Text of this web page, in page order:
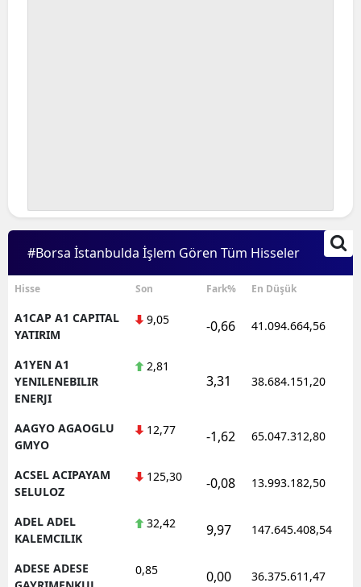
Çankırı
Çorum
Denizli
Elazığ
Erzurum
Eskişehir
Gümüşhane
#Borsa İstanbulda İşlem Gören Tüm Hisseler
Hisse Son Fark% En Düşük
A1CAP A1 CAPITAL
YATIRIM
9,05 -0,66 41.094.664,56
A1YEN A1
YENILENEBILIR
ENERJI
2,81
3,31 38.684.151,20
AAGYO AGAOGLU
GMYO
12,77 -1,62 65.047.312,80
ACSEL ACIPAYAM
SELULOZ
125,30 -0,08 13.993.182,50
ADEL ADEL
KALEMCILIK
32,42 9,97 147.645.408,54
ADESE ADESE
0,85 0,00 36.375.611,47